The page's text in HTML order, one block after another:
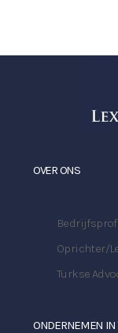
OVER ONS
Oprichter/
Turkse
ONDERNEMEN IN